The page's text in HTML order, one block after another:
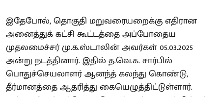
இதேபோல், தொகுதி மறுவரையறைக்கு எதிரான
அனைத்துக் கட்சி கூட்டத்தை அப்போதைய
முதலமைச்சர் மு.க.ஸ்டாலின் அவர்கள் 05.03.2025
அன்று நடத்தினார். இதில் த.வெ.க. சார்பில்
பொதுச்செயலாளர் ஆனந்த் கலந்து கொண்டு,
தீர்மானத்தை ஆதரித்து கையெழுத்திட்டுள்ளார்.